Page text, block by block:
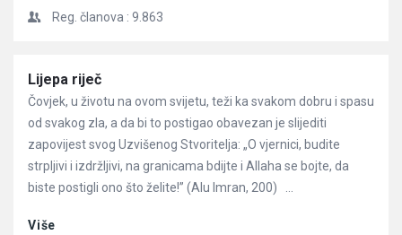
Reg. članova : 9.863
Članci
Lijepa riječ
Čovjek, u životu na ovom svijetu, teži ka svakom dobru i spasu
od svakog zla, a da bi to postigao obavezan je slijediti
zapovijest svog Uzvišenog Stvoritelja: „O vjernici, budite
strpljivi i izdržljivi, na granicama bdijte i Allaha se bojte, da
biste postigli ono što želite!” (Alu Imran, 200) ...
Više